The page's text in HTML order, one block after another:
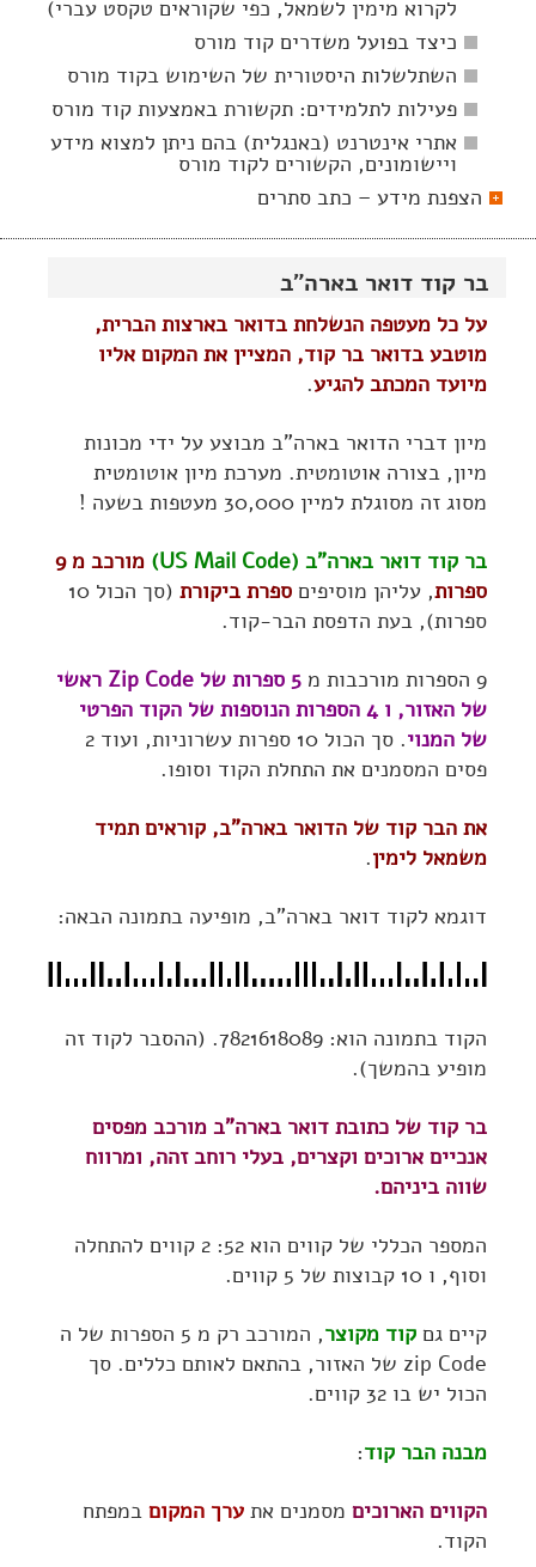
בר קוד דואר בארה"ב
על כל מעטפה הנשלחת בדואר בארצות הברית,
מוטבע בדואר בר קוד, המציין את המקום אליו
מיועד המכתב להגיע.
מיון דברי הדואר בארה"ב מבוצע על ידי מכונות
מיון, בצורה אוטומטית. מערכת מיון אוטומטית
מסוג זה מסוגלת למיין 30,000 מעטפות בשעה !
בר קוד דואר בארה"ב (US Mail Code)
מורכב מ 9
ספרות, עליהן מוסיפים ספרת ביקורת
(סך הכול 10
ספרות), בעת הדפסת הבר-קוד.
9 הספרות מורכבות מ
5 ספרות של Zip Code ראשי
של האזור, ו 4 הספרות הנוספות של הקוד הפרטי
של המנוי
. סך הכול 10 ספרות עשרוניות, ועוד 2
פסים המסמנים את התחלת הקוד וסופו.
את הבר קוד של הדואר בארה"ב, קוראים תמיד
משמאל לימין.
דוגמא לקוד דואר בארה"ב, מופיעה בתמונה הבאה:
הקוד בתמונה הוא: 7821618089. (ההסבר לקוד זה
מופיע בהמשך).
בר קוד של כתובת דואר בארה"ב מורכב מפסים
אנכיים ארוכים וקצרים, בעלי רוחב זהה, ומרווח
שווה ביניהם.
המספר הכללי של קווים הוא 52: 2 קווים להתחלה
וסוף, ו 10 קבוצות של 5 קווים.
קיים גם קוד מקוצר
, המורכב רק מ 5 הספרות של ה
zip Code של האזור, בהתאם לאותם כללים. סך
הכול יש בו 32 קווים.
מבנה הבר קוד:
הקווים הארוכים מסמנים את ערך המקום במפתח
הקוד.
לקרוא מימין לשמאל, כפי שקוראים טקסט עברי)
כיצד בפועל משדרים קוד מורס
השתלשלות היסטורית של השימוש בקוד מורס
פעילות לתלמידים: תקשורת באמצעות קוד מורס
אתרי אינטרנט (באנגלית) בהם ניתן למצוא מידע
ויישומונים, הקשורים לקוד מורס
הצפנת מידע – כתב סתרים